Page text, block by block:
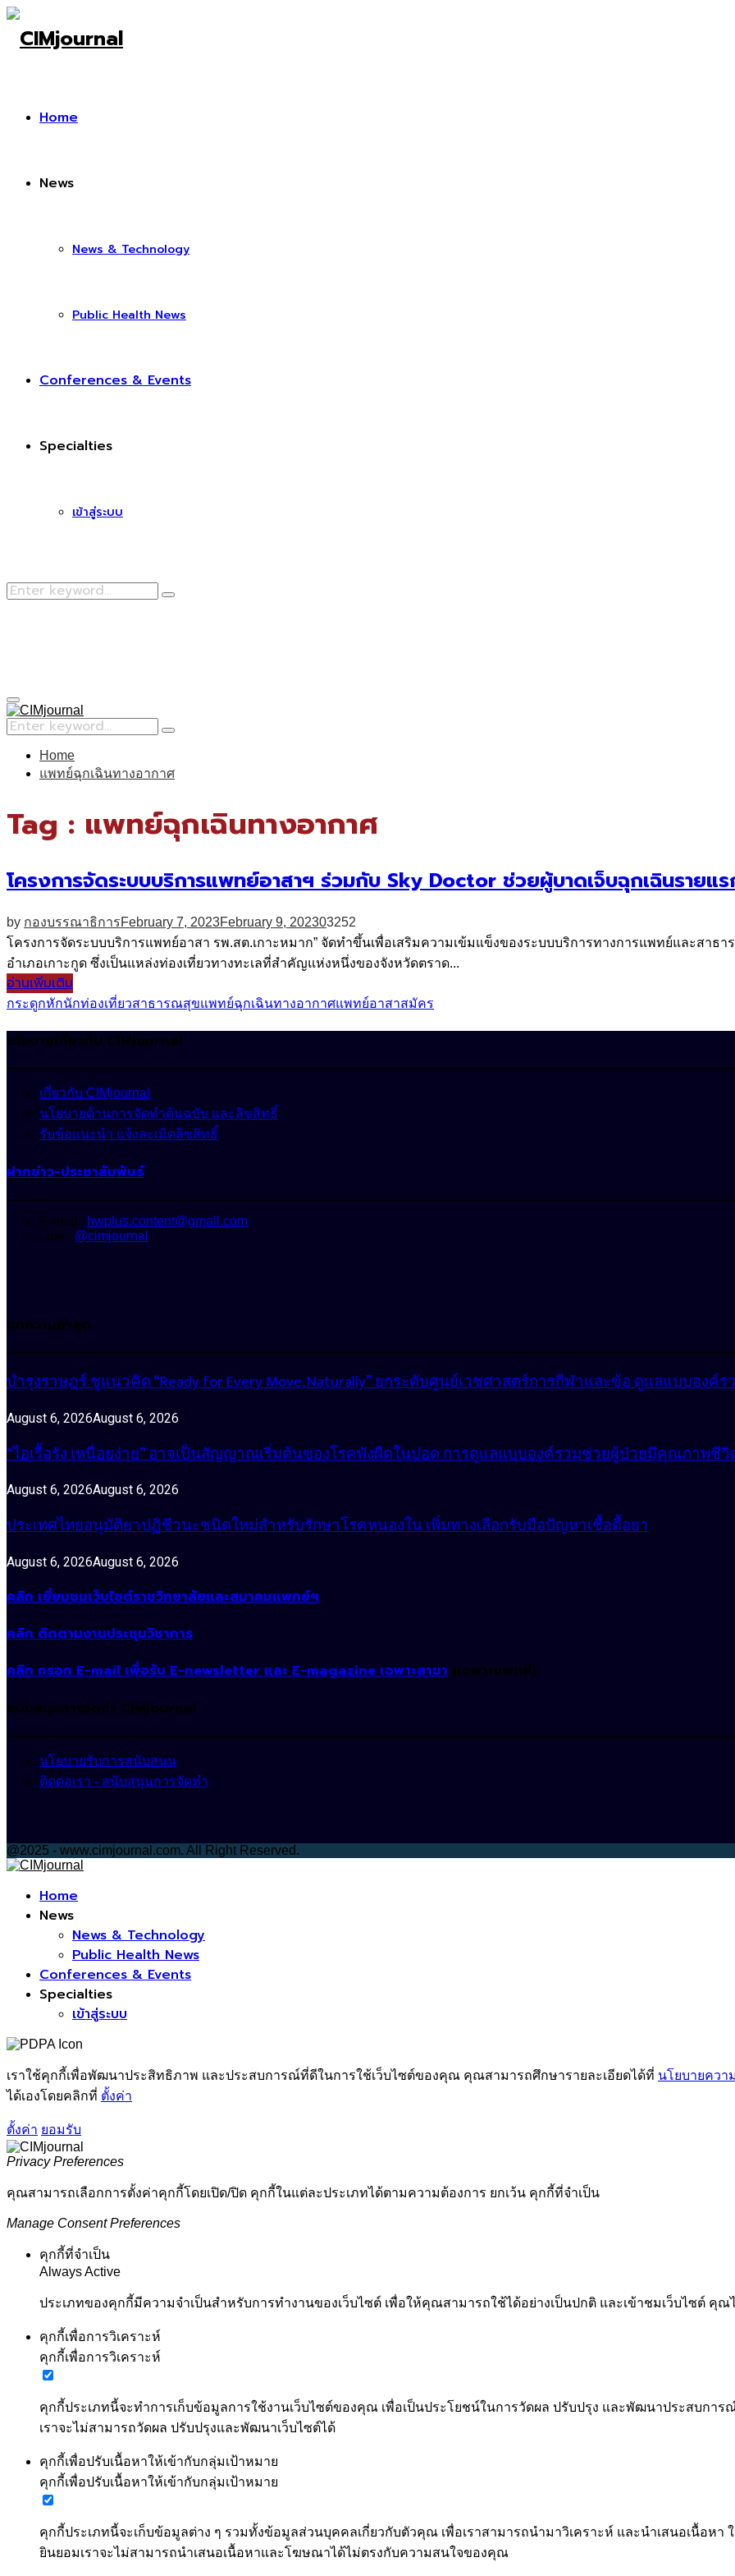
Home
News
News & Technology
Public Health News
Conferences & Events
Specialties
เข้าสู่ระบบ
Search
Search
Primary
Menu
Search
for:
Search
Home
แพทย์ฉุกเฉินทางอากาศ
Tag : แพทย์ฉุกเฉินทางอากาศ
โครงการจัดระบบบริการแพทย์อาสาฯ ร่วมกับ Sky Doctor ช่วยผู้บาดเจ็บฉุกเฉินรายแ
by กองบรรณาธิการFebruary 7, 2023February 9, 202303252
โครงการจัดระบบบริการแพทย์อาสา รพ.สต.เกาะหมาก” จัดทำขึ้นเพื่อเสริมความเข้มแข็งของระบบบริการทางการแพทย์และสา
อำเภอเกาะกูด ซึ่งเป็นแหล่งท่องเที่ยวทางทะเลที่สำคัญแห่งหนึ่งของจังหวัดตราด...
อ่านเพิ่มเติม
กระดูกหักนักท่องเที่ยวสาธารณสุขแพทย์ฉุกเฉินทางอากาศแพทย์อาสาสมัคร
นโยบายเกี่ยวกับ CIMjournal
เกี่ยวกับ CIMjournal
นโยบายด้านการจัดทำต้นฉบับ และลิขสิทธิ์
รับข้อแนะนำ แจ้งละเมิดลิขสิทธิ์
ฝากข่าว-ประชาสัมพันธ์
E-mail : hwplus.content@gmail.com
Line : @cimjournal
บทความล่าสุด
บำรุงราษฎร์ ชูแนวคิด “Ready for Every Move, Naturally” ยกระดับศูนย์เวชศาสตร์การกีฬาและข้อ ดูแลแบบองค์ร
August 6, 2026August 6, 2026
“ไอเรื้อรัง เหนื่อยง่าย” อาจเป็นสัญญาณเริ่มต้นของโรคพังผืดในปอด การดูแลแบบองค์รวมช่วยผู้ป่วยมีคุณภาพชี
August 6, 2026August 6, 2026
ประเทศไทยอนุมัติยาปฏิชีวนะชนิดใหม่สำหรับรักษาโรคหนองใน เพิ่มทางเลือกรับมือปัญหาเชื้อดื้อยา
August 6, 2026August 6, 2026
คลิก เยี่ยมชมเว็บไซต์ราชวิทยาลัยและสมาคมแพทย์ฯ
คลิก ติดตามงานประชุมวิชาการ
คลิก กรอก E-mail เพื่อรับ E-newsletter และ E-magazine เฉพาะสาขา (เฉพาะแพทย์)
สนับสนุนการจัดทำ CIMjournal
นโยบายรับการสนับสนุน
ติดต่อเรา - สนับสนุนการจัดทำ
@2025 - www.cimjournal.com. All Right Reserved.
Home
News
News & Technology
Public Health News
Conferences & Events
Specialties
เข้าสู่ระบบ
เราใช้คุกกี้เพื่อพัฒนาประสิทธิภาพ และประสบการณ์ที่ดีในการใช้เว็บไซต์ของคุณ คุณสามารถศึกษารายละเอียดได้ที่ นโยบายควา
ได้เองโดยคลิกที่ ตั้งค่า
ตั้งค่า ยอมรับ
Privacy Preferences
คุณสามารถเลือกการตั้งค่าคุกกี้โดยเปิด/ปิด คุกกี้ในแต่ละประเภทได้ตามความต้องการ ยกเว้น คุกกี้ที่จำเป็น
Manage Consent Preferences
คุกกี้ที่จำเป็น
Always Active
ประเภทของคุกกี้มีความจำเป็นสำหรับการทำงานของเว็บไซต์ เพื่อให้คุณสามารถใช้ได้อย่างเป็นปกติ และเข้าชมเว็บไซต์ คุ
คุกกี้เพื่อการวิเคราะห์
คุกกี้เพื่อการวิเคราะห์
คุกกี้ประเภทนี้จะทำการเก็บข้อมูลการใช้งานเว็บไซต์ของคุณ เพื่อเป็นประโยชน์ในการวัดผล ปรับปรุง และพัฒนาประสบกา
เราจะไม่สามารถวัดผล ปรับปรุงและพัฒนาเว็บไซต์ได้
คุกกี้เพื่อปรับเนื้อหาให้เข้ากับกลุ่มเป้าหมาย
คุกกี้เพื่อปรับเนื้อหาให้เข้ากับกลุ่มเป้าหมาย
คุกกี้ประเภทนี้จะเก็บข้อมูลต่าง ๆ รวมทั้งข้อมูลส่วนบุคคลเกี่ยวกับตัวคุณ เพื่อเราสามารถนำมาวิเคราะห์ และนำเสนอเนื้อ
ยินยอมเราจะไม่สามารถนำเสนอเนื้อหาและโฆษณาได้ไม่ตรงกับความสนใจของคุณ